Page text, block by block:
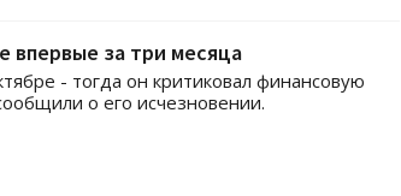
впервые за три месяца
- тогда он критиковал финансовую
о его исчезновении.